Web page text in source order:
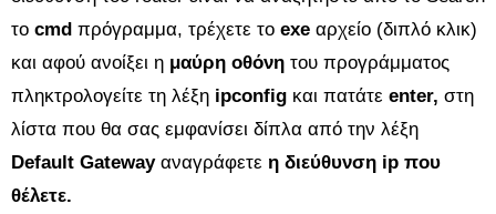
το cmd πρόγραμμα, τρέχετε το exe αρχείο (διπλό κλικ)
και αφού ανοίξει η μαύρη οθόνη του προγράμματος
πληκτρολογείτε τη λέξη ipconfig και πατάτε enter, στη
λίστα που θα σας εμφανίσει δίπλα από την λέξη
Default Gatewayαναγράφετε η διεύθυνση ip που
θέλετε.